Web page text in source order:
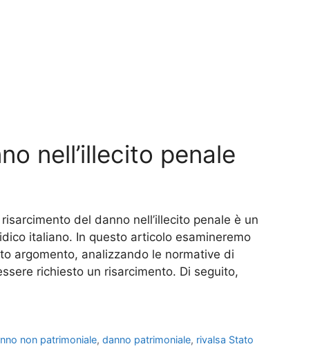
nell’illecito penale
del danno nell’illecito penale è un
italiano. In questo articolo esamineremo
argomento, analizzando le normative di
richiesto un risarcimento. Di seguito,
non patrimoniale,danno patrimoniale, rivalsa Stato